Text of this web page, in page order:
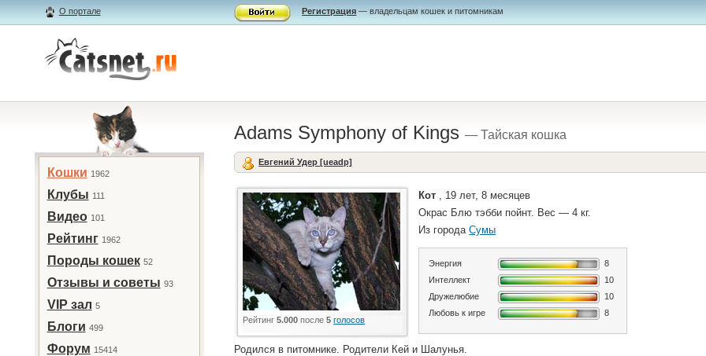
О портале Регистрация — владельцам кошек и питомникам
Кошки 1962
Клубы 111
Видео 101
Рейтинг 1962
Породы кошек 52
Отзывы и советы 93
VIP зал 5
Блоги 499
Форум 15414
Adams Symphony of Kings— Тайская кошка
Евгений Удер [ueadp]
Рейтинг5.000 после5 голосов
Кот , 19 лет, 8 месяцев
Окрас Блю тэбби пойнт. Вес — 4 кг.
Из городаСумы
Энергия
8
Интеллект
10
Дружелюбие
10
Любовь к игре
8
Родился в питомнике. Родители Кей и Шалунья.